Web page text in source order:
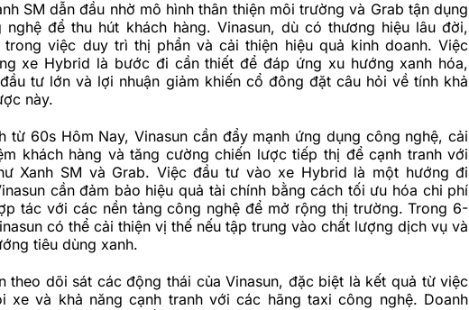
SM dẫn đầu nhờ mô hình thân thiện môi trường và Grab tận dụng
nghệ để thu hút khách hàng. Vinasun, dù có thương hiệu lâu đời,
việc duy trì thị phần và cải thiện hiệu quả kinh doanh. Việc
xe Hybrid là bước đi cần thiết để đáp ứng xu hướng xanh hóa,
tư lớn và lợi nhuận giảm khiến cổ đông đặt câu hỏi về tính khả
này.
từ 60s Hôm Nay, Vinasun cần đẩy mạnh ứng dụng công nghệ, cải
khách hàng và tăng cường chiến lược tiếp thị để cạnh tranh với
Xanh SM và Grab. Việc đầu tư vào xe Hybrid là một hướng đi
cần đảm bảo hiệu quả tài chính bằng cách tối ưu hóa chi phí
tác với các nền tảng công nghệ để mở rộng thị trường. Trong 6-
có thể cải thiện vị thế nếu tập trung vào chất lượng dịch vụ và
tiêu dùng xanh.
theo dõi sát các động thái của Vinasun, đặc biệt là kết quả từ việc
xe và khả năng cạnh tranh với các hãng taxi công nghệ. Doanh